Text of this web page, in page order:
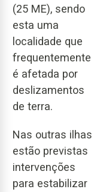
(25 ME), sendo
esta uma
localidade que
frequentemente
é afetada por
deslizamentos
de terra.
Nas outras ilhas
estão previstas
intervenções
para estabilizar